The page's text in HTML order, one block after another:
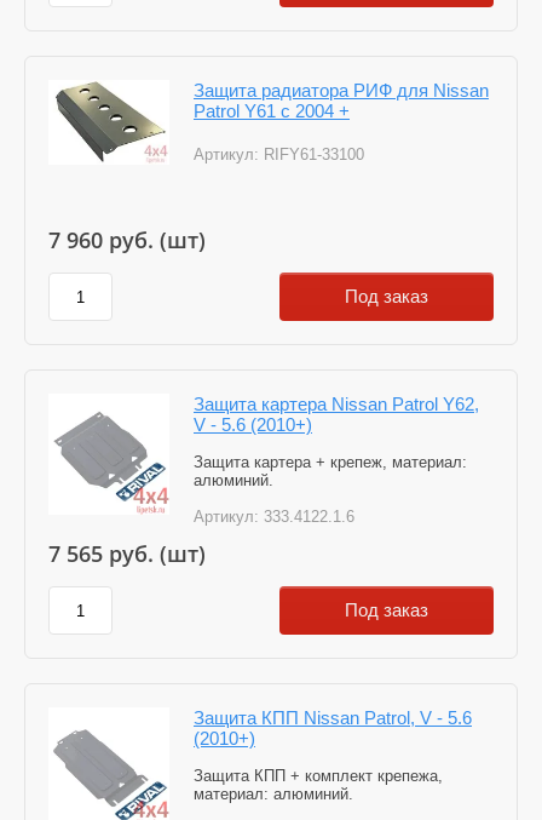
Защита радиатора РИФ для Nissan
Patrol Y61 с 2004 +
Артикул: RIFY61-33100
7 960 руб. (шт)
Под заказ
Защита картера Nissan Patrol Y62,
V - 5.6 (2010+)
Защита картера + крепеж, материал:
алюминий.
Артикул: 333.4122.1.6
7 565 руб. (шт)
Под заказ
Защита КПП Nissan Patrol, V - 5.6
(2010+)
Защита КПП + комплект крепежа,
материал: алюминий.